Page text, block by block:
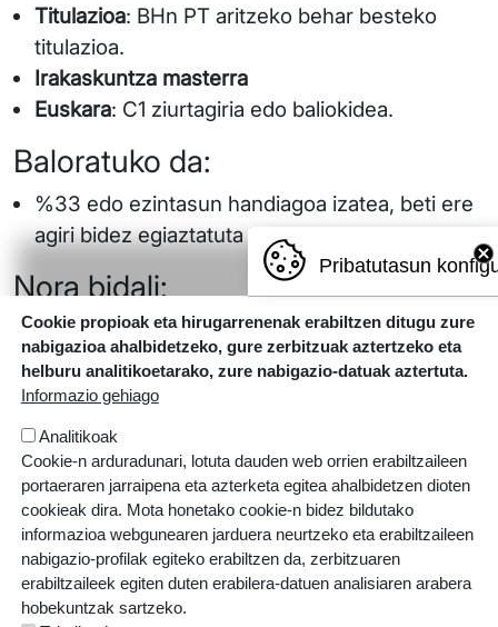
Titulazioa: BHn PT aritzeko behar besteko
titulazioa.
Irakaskuntza masterra
Euskara: C1 ziurtagiria edo baliokidea.
Baloratuko da:
%33 edo ezintasun handiagoa izatea, beti ere
agiri bidez egiaztatuta badago.
Nora bidali:
laudioikastola.eus/lan-poltsa
Pribatutasun
Cookie propioak eta hirugarrenenak erabiltzen ditugu zure
nabigazioa ahalbidetzeko, gure zerbitzuak aztertzeko eta
helburu analitikoetarako, zure nabigazio-datuak aztertuta.
Informazio gehiago
Analitikoak
Cookie-n arduradunari, lotuta dauden web orrien erabiltzaileen
portaeraren jarraipena eta azterketa egitea ahalbidetzen dioten
cookieak dira. Mota honetako cookie-n bidez bildutako
informazioa webgunearen jarduera neurtzeko eta erabiltzaileen
nabigazio-profilak egiteko erabiltzen da, zerbitzuaren
erabiltzaileek egiten duten erabilera-datuen analisiaren arabera
hobekuntzak sartzeko.